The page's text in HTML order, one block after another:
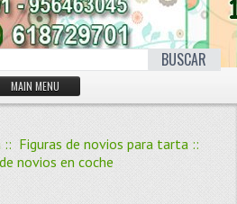
BUSCAR
MAIN MENU
CONTÁCTENOS
:: Figuras de novios para tarta ::
novios en coche